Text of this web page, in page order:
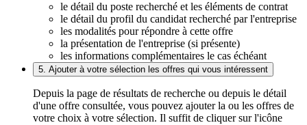
le détail du poste recherché et les éléments de contrat
le détail du profil du candidat recherché par l'entreprise
les modalités pour répondre à cette offre
la présentation de l'entreprise (si présente)
les informations complémentaires le cas échéant
5. Ajouter à votre sélection les offres qui vous intéressent
Depuis la page de résultats de recherche ou depuis le détail
d'une offre consultée, vous pouvez ajouter la ou les offres de
votre choix à votre sélection. Il suffit de cliquer sur l'icône